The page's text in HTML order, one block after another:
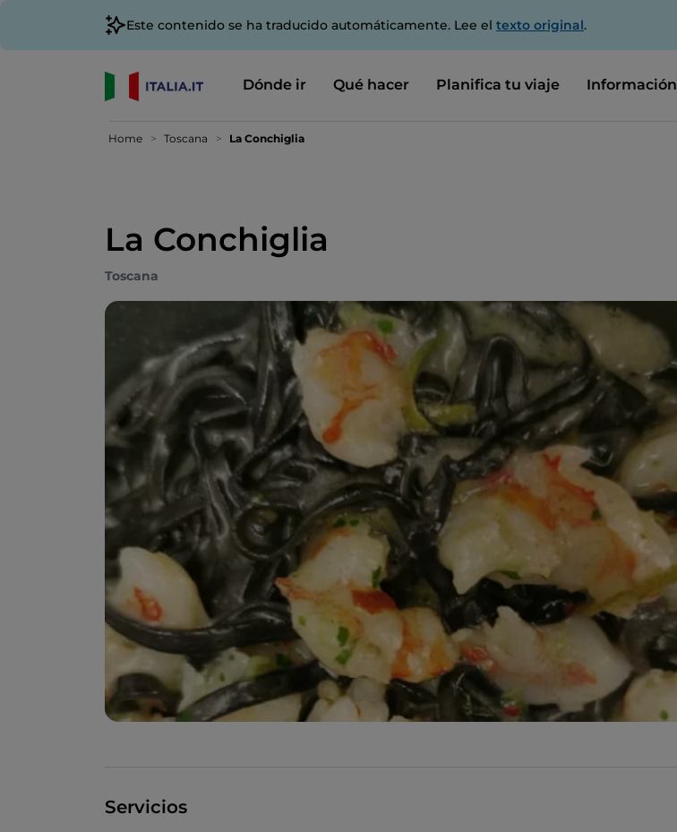
Este contenido se ha traducido automáticamente. Lee el texto original.
Dónde ir Qué hacer Planifica tu viaje Información
Home Toscana La Conchiglia
La Conchiglia
Toscana
Servicios